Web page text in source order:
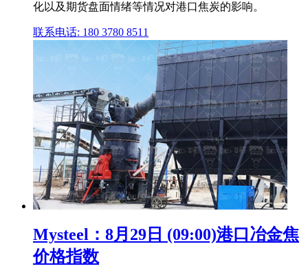
化以及期货盘面情绪等情况对港口焦炭的影响。
联系电话: 180 3780 8511
Mysteel：8月29日 (09:00)港口冶金焦
价格指数